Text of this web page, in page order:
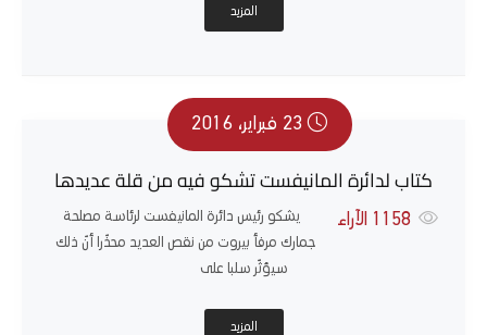
المزيد
23 فبراير، 2016
كتاب لدائرة المانيفست تشكو فيه من قلة عديدها
الآراء
يشكو رئيس دائرة المانيفست لرئاسة مصلحة
جمارك مرفأ بيروت من نقص العديد محذّرا أنّ ذلك
سيؤثّر سلبا على
المزيد